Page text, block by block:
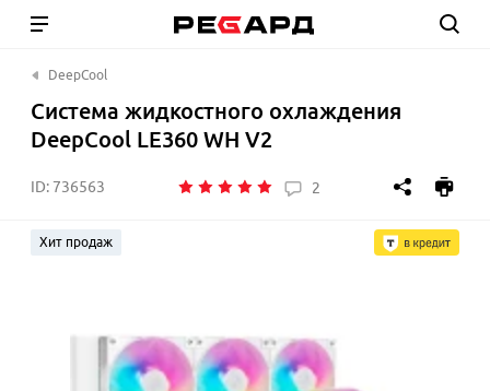
DeepCool
Система жидкостного охлаждения
DeepCool LE360 WH V2
ID: 736563 2
Хит продаж